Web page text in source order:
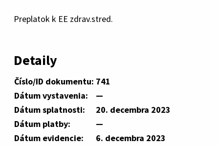
Preplatok k EE zdrav.stred.
Detaily
Číslo/ID dokumentu: 741
Dátum vystavenia:
—
Dátum splatnosti:
20. decembra 2023
Dátum platby:
—
Dátum evidencie:
6. decembra 2023